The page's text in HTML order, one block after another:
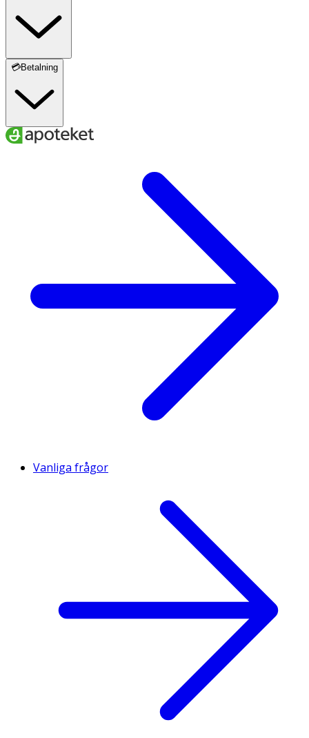
💳Betalning
Vanliga frågor